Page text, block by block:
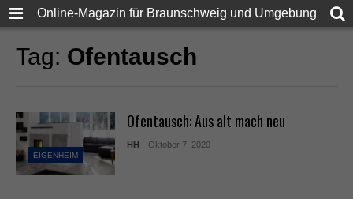
Online-Magazin für Braunschweig und Umgebung
Tag: Ofentausch
EIGENHEIM
Ofentausch: Aus alt mach neu
HH - Oktober 7, 2020